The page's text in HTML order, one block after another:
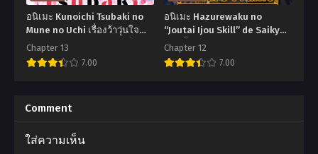
3
เกิด
ใหม่
ทั้งที
เป็น
สไลม์
ไป
โลก
มืด
ภาค1
ตอน
พากย์
อนิเมะ Kunoichi Tsubaki no
Mune no Uchi เรื่องว้าวุ่นใจ
ของนินจาสาวซึบากิ ตอนที่1-13
ซับไทย
Chapter 13
7.00
นิ
เมะ
Kunoichi
อนิเมะ Hazurewaku no
“Joutai Ijou Skill” de Saikyou
ผู้ถูกทิ้งเพราะสกิลไร้ค่าอย่าง
สร้างสถานะผิดปกติ ตอนที่ 1-12
พากย์ไทย+ซับไทย
Chapter 12
7.00
เมะ
Comment
ใส่ความเห็น